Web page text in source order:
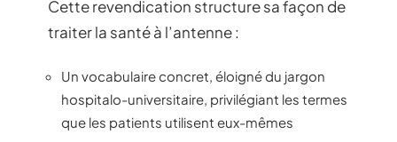
Cette revendication structure sa façon de
traiter la santé à l’antenne :
Un vocabulaire concret, éloigné du jargon
hospitalo-universitaire, privilégiant les termes
que les patients utilisent eux-mêmes